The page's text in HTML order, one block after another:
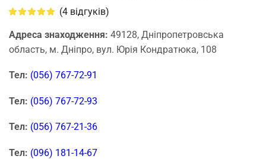
(4 відгуків)
Адреса знаходження: 49128, Дніпропетровська
область, м. Дніпро, вул. Юрія Кондратюка, 108
Тел: (056) 767-72-91
Тел: (056) 767-72-93
Тел: (056) 767-21-36
Тел: (096) 181-14-67